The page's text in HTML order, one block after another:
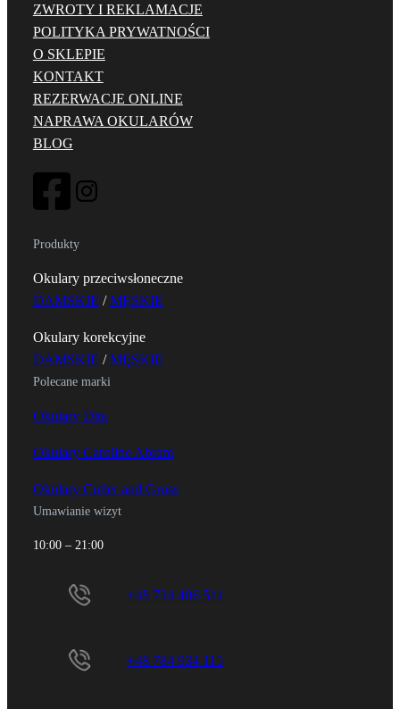
ZWROTY I REKLAMACJE
POLITYKA PRYWATNOŚCI
O SKLEPIE
KONTAKT
REZERWACJE ONLINE
NAPRAWA OKULARÓW
BLOG
Produkty
Okulary przeciwsłoneczne
DAMSKIE /MĘSKIE
Okulary korekcyjne
DAMSKIE /MĘSKIE
Polecane marki
Okulary Dita
Okulary Caroline Abram
Okulary Cutler and Gross
Umawianie wizyt
10:00 – 21:00
+48 734 406 511
+48 784 934 115